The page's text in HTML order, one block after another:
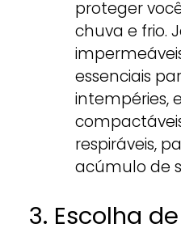
proteger
chuva e frio.
essenciais
intempéries,
respiráveis,
acúmulo de
3. Escolha